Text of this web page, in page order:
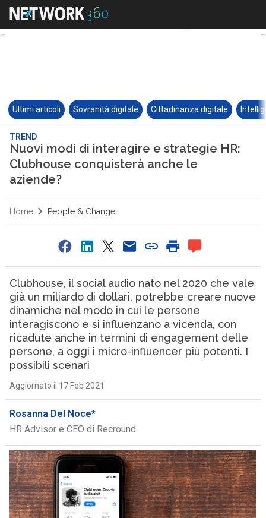
Ultimi articoli Sovranità digitale Cittadinanza digitale
TREND
Nuovi modi di interagire e strategie HR:
Clubhouse conquisterà anche le
aziende?
Home People & Change
Clubhouse, il social audio nato nel 2020 che vale
già un miliardo di dollari, potrebbe creare nuove
dinamiche nel modo in cui le persone
interagiscono e si influenzano a vicenda, con
ricadute anche in termini di engagement delle
persone, a oggi i micro-influencer più potenti. I
possibili scenari
Aggiornato il 17 Feb 2021
Rosanna Del Noce*
HR Advisor e CEO di Recround